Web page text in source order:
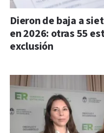
Dieron de baja a
en 2026: otras 55
exclusión